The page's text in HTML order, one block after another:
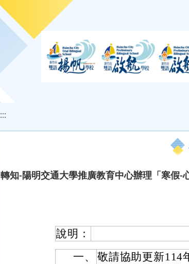
:::
轉知-陽明交通大學推廣教育中心辦理「寒假
說明：
一、
敬請協助更新114